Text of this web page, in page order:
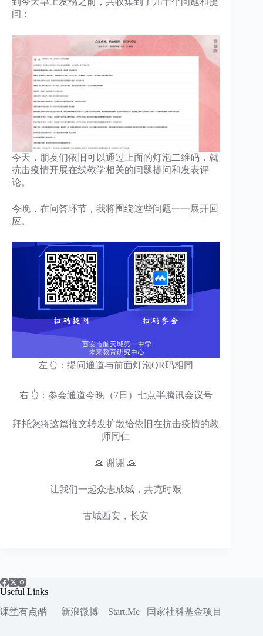
问：
今天，朋友们依旧可以通过上面的灯泡二维码，就
抗击疫情开展在线教学相关的问题提问和发表评
论。
今晚，在问答环节，我将围绕这些问题一一展开回
应。
左 👆：提问通道与前面灯泡QR码相同
右 👆：参会通道今晚（7日）七点半腾讯会议号
拜托您将这篇推文转发扩散给依旧在抗击疫情的教
师同仁
🙏 谢谢 🙏
让我们一起众志成城，共克时艰
古城西安，长安
Useful Links
课堂有点酷
新浪微博 Start.Me 国家社科基金项目